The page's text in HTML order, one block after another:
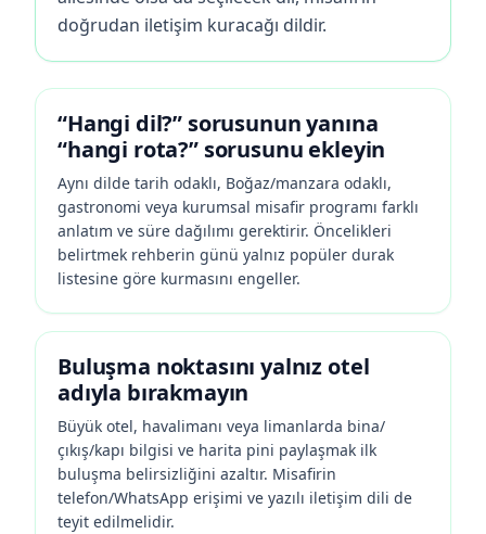
doğrudan iletişim kuracağı dildir.
“Hangi dil?” sorusunun yanına
“hangi rota?” sorusunu ekleyin
Aynı dilde tarih odaklı, Boğaz/manzara odaklı,
gastronomi veya kurumsal misafir programı farklı
anlatım ve süre dağılımı gerektirir. Öncelikleri
belirtmek rehberin günü yalnız popüler durak
listesine göre kurmasını engeller.
Buluşma noktasını yalnız otel
adıyla bırakmayın
Büyük otel, havalimanı veya limanlarda bina/
çıkış/kapı bilgisi ve harita pini paylaşmak ilk
buluşma belirsizliğini azaltır. Misafirin
telefon/WhatsApp erişimi ve yazılı iletişim dili de
teyit edilmelidir.